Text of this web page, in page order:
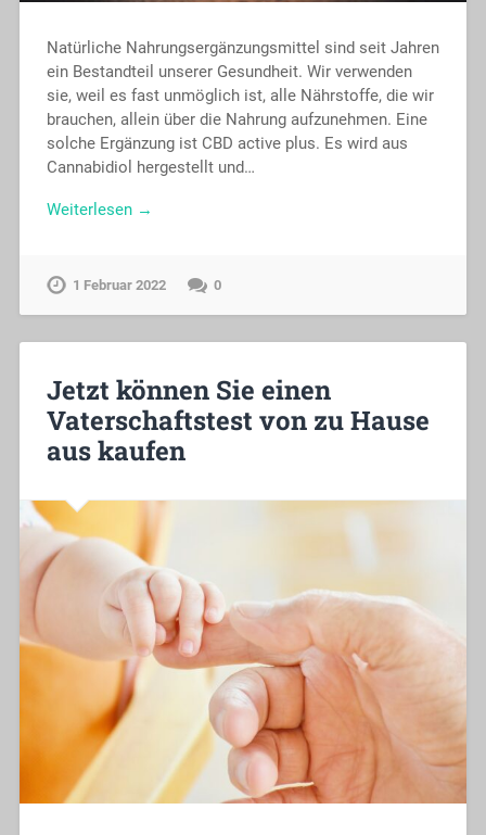
Natürliche Nahrungsergänzungsmittel sind seit Jahren
ein Bestandteil unserer Gesundheit. Wir verwenden
sie, weil es fast unmöglich ist, alle Nährstoffe, die wir
brauchen, allein über die Nahrung aufzunehmen. Eine
solche Ergänzung ist CBD active plus. Es wird aus
Cannabidiol hergestellt und…
Weiterlesen →
1 Februar 2022 0
Jetzt können Sie einen
Vaterschaftstest von zu Hause
aus kaufen